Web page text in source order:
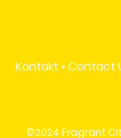
Kontakt • Contact
©2024 Fragrant